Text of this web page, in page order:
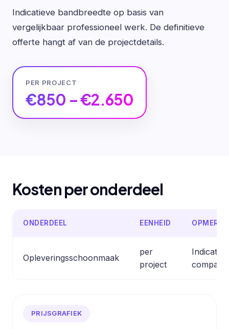
Indicatieve bandbreedte op basis van
vergelijkbaar professioneel werk. De definitieve
offerte hangt af van de projectdetails.
PER PROJECT
€850 – €2.650
Kosten per onderdeel
ONDERDEEL EENHEID
Opleveringsschoonmaak
per
project
PRIJSGRAFIEK